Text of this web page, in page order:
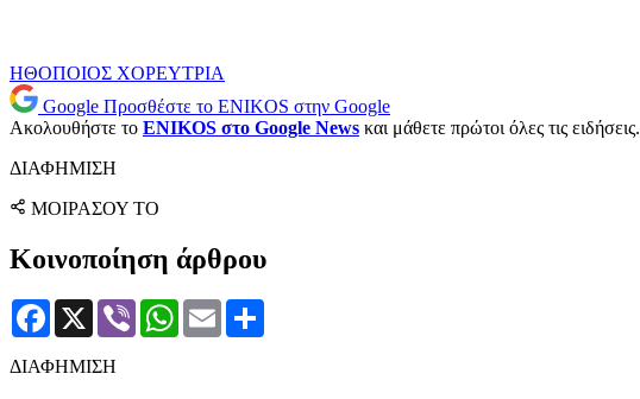
ΗΘΟΠΟΙΟΣ ΧΟΡΕΥΤΡΙΑ
Google Προσθέστε το ENIKOS στην Google
Ακολουθήστε το ENIKOS στο Google News και μάθετε πρώτοι όλες τις ειδήσεις.
ΔΙΑΦΗΜΙΣΗ
ΜΟΙΡΑΣΟΥ ΤΟ
Κοινοποίηση άρθρου
Facebook
X Viber WhatsApp
Email
ΔΙΑΦΗΜΙΣΗ